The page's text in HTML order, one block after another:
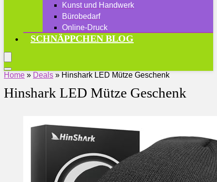
Kunst und Handwerk
Bürobedarf
Online-Druck
SCHNÄPPCHEN BLOG
Home » Deals » Hinshark LED Mütze Geschenk
Hinshark LED Mütze Geschenk